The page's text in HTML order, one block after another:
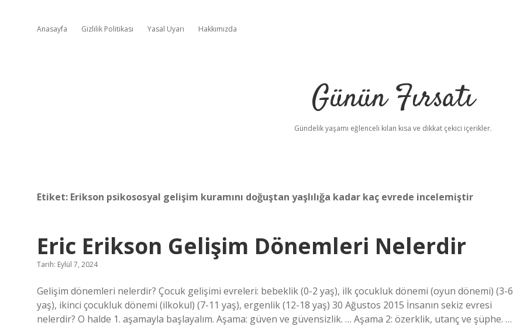
Anasayfa Gizlilik Politikası Yasal Uyarı Hakkımızda
Günün Fırsatı
Gündelik yaşamı eğlenceli kılan kısa ve dikkat çekici içerikler.
Etiket: Erikson psikososyal gelişim kuramını doğuştan yaşlılığa kadar kaç evrede incelemiştir
Eric Erikson Gelişim Dönemleri Nelerdir
Tarih: Eylül 7, 2024
Gelişim dönemleri nelerdir? Çocuk gelişimi evreleri: bebeklik (0-2 yaş), ilk çocukluk dönemi (oyun dönemi) (3-6
yaş), ikinci çocukluk dönemi (ilkokul) (7-11 yaş), ergenlik (12-18 yaş) 30 Ağustos 2015 İnsanın sekiz evresi
nelerdir? O halde 1. aşamayla başlayalım. Aşama: güven ve güvensizlik. … Aşama 2: özerklik, utanç ve şüphe. …